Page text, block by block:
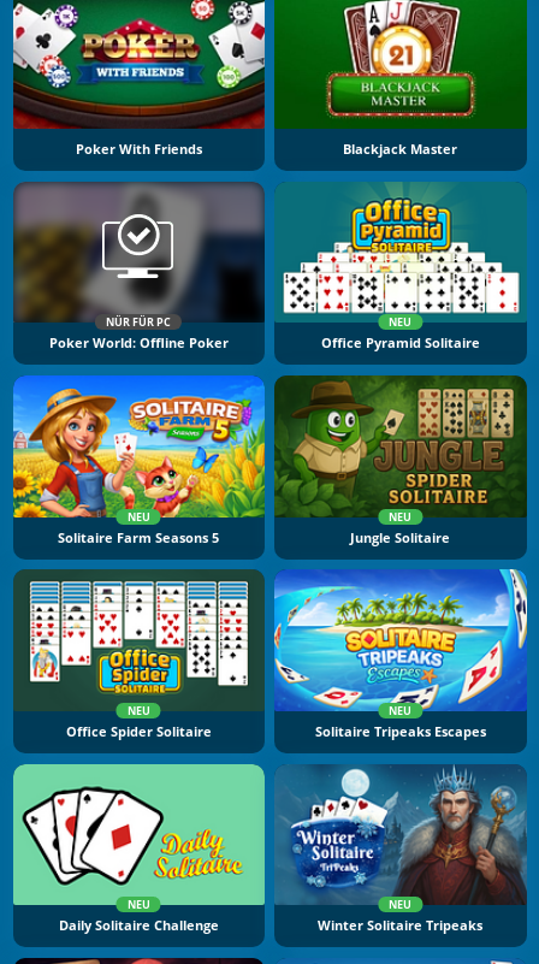
Poker With Friends Blackjack Master
NÜR FÜR PC
Poker World: Offline Poker
NEU
Office Pyramid Solitaire
NEU
Solitaire Farm Seasons 5
NEU
Jungle Solitaire
NEU
Office Spider Solitaire
NEU
Solitaire Tripeaks Escapes
NEU
Daily Solitaire Challenge
NEU
Winter Solitaire Tripeaks